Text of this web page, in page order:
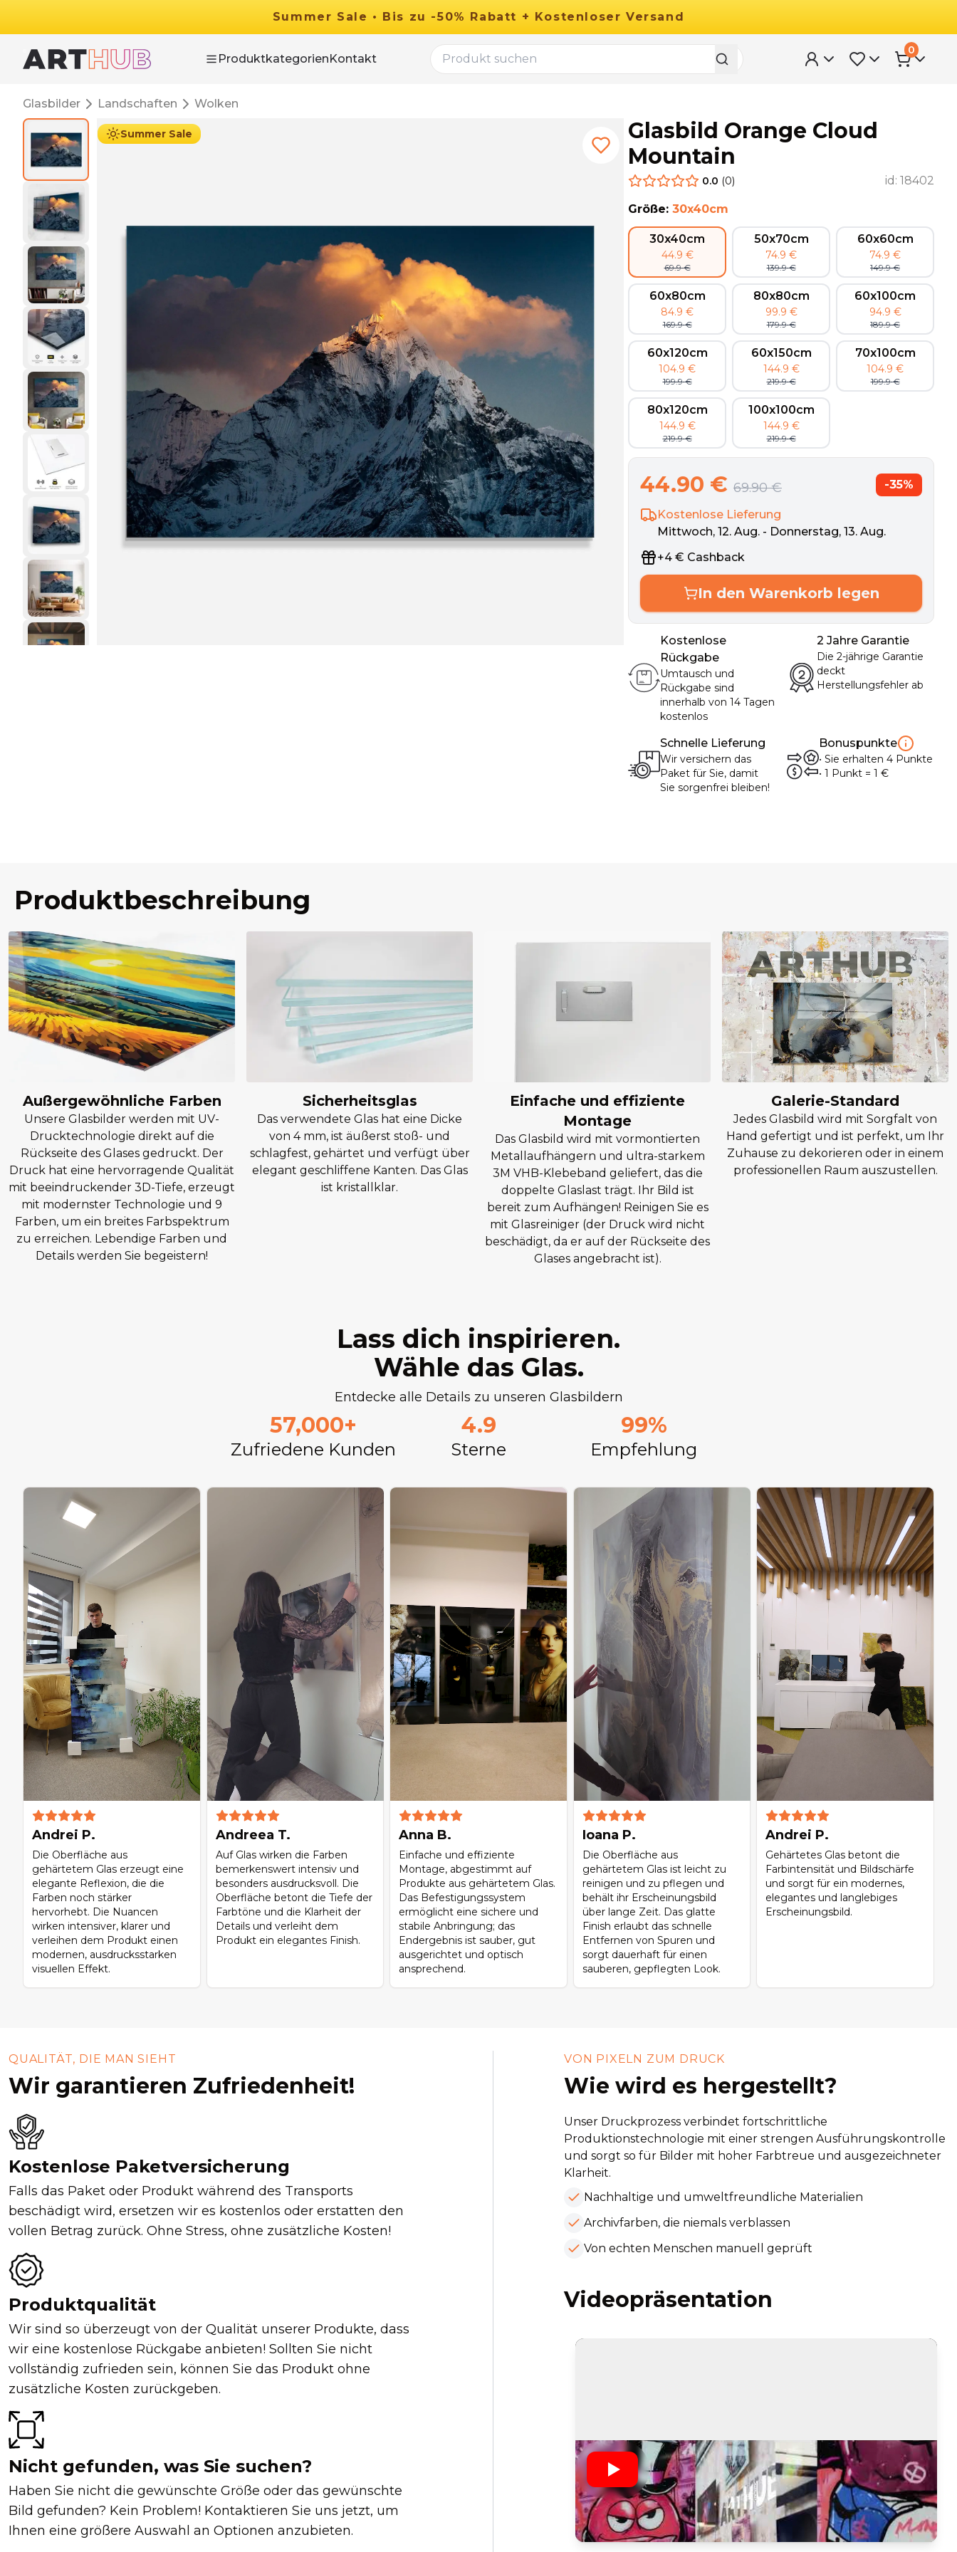
Summer Sale • Bis zu -50% Rabatt + Kostenloser Versand
ProduktkategorienKontakt
0
Glasbilder Landschaften Wolken
Summer Sale
Glasbild Orange Cloud
Mountain
0.0 (0) id: 18402
Größe: 30x40cm
30x40cm
44.9 €
69.9 €
50x70cm
74.9 €
139.9 €
60x60cm
74.9 €
149.9 €
60x80cm
84.9 €
169.9 €
80x80cm
99.9 €
179.9 €
60x100cm
94.9 €
189.9 €
60x120cm
104.9 €
199.9 €
60x150cm
144.9 €
219.9 €
70x100cm
104.9 €
199.9 €
80x120cm
144.9 €
219.9 €
100x100cm
144.9 €
219.9 €
44.90 € 69.90 € -35%
Kostenlose Lieferung
Mittwoch, 12. Aug. - Donnerstag, 13. Aug.
+4 € Cashback
In den Warenkorb legen
Kostenlose
Rückgabe
Umtausch und
Rückgabe sind
innerhalb von 14 Tagen
kostenlos
2 Jahre Garantie
Die 2-jährige Garantie
deckt
Herstellungsfehler ab
Schnelle Lieferung
Wir versichern das
Paket für Sie, damit
Sie sorgenfrei bleiben!
Bonuspunkte
• Sie erhalten 4 Punkte
• 1 Punkt = 1 €
Produktbeschreibung
Außergewöhnliche Farben
Unsere Glasbilder werden mit UV-
Drucktechnologie direkt auf die
Rückseite des Glases gedruckt. Der
Druck hat eine hervorragende Qualität
mit beeindruckender 3D-Tiefe, erzeugt
mit modernster Technologie und 9
Farben, um ein breites Farbspektrum
zu erreichen. Lebendige Farben und
Details werden Sie begeistern!
Sicherheitsglas
Das verwendete Glas hat eine Dicke
von 4 mm, ist äußerst stoß- und
schlagfest, gehärtet und verfügt über
elegant geschliffene Kanten. Das Glas
ist kristallklar.
Einfache und effiziente
Montage
Das Glasbild wird mit vormontierten
Metallaufhängern und ultra-starkem
3M VHB-Klebeband geliefert, das die
doppelte Glaslast trägt. Ihr Bild ist
bereit zum Aufhängen! Reinigen Sie es
mit Glasreiniger (der Druck wird nicht
beschädigt, da er auf der Rückseite des
Glases angebracht ist).
Galerie-Standard
Jedes Glasbild wird mit Sorgfalt von
Hand gefertigt und ist perfekt, um Ihr
Zuhause zu dekorieren oder in einem
professionellen Raum auszustellen.
Lass dich inspirieren.
Wähle das Glas.
Entdecke alle Details zu unseren Glasbildern
57,000+ 4.9 99%
Zufriedene Kunden Sterne Empfehlung
Andrei P.
Die Oberfläche aus
gehärtetem Glas erzeugt eine
elegante Reflexion, die die
Farben noch stärker
hervorhebt. Die Nuancen
wirken intensiver, klarer und
verleihen dem Produkt einen
modernen, ausdrucksstarken
visuellen Effekt.
Andreea T.
Auf Glas wirken die Farben
bemerkenswert intensiv und
besonders ausdrucksvoll. Die
Oberfläche betont die Tiefe der
Farbtöne und die Klarheit der
Details und verleiht dem
Produkt ein elegantes Finish.
Anna B.
Einfache und effiziente
Montage, abgestimmt auf
Produkte aus gehärtetem Glas.
Das Befestigungssystem
ermöglicht eine sichere und
stabile Anbringung; das
Endergebnis ist sauber, gut
ausgerichtet und optisch
ansprechend.
Ioana P.
Die Oberfläche aus
gehärtetem Glas ist leicht zu
reinigen und zu pflegen und
behält ihr Erscheinungsbild
über lange Zeit. Das glatte
Finish erlaubt das schnelle
Entfernen von Spuren und
sorgt dauerhaft für einen
sauberen, gepflegten Look.
Andrei P.
Gehärtetes Glas betont die
Farbintensität und Bildschärfe
und sorgt für ein modernes,
elegantes und langlebiges
Erscheinungsbild.
QUALITÄT, DIE MAN SIEHT
Wir garantieren Zufriedenheit!
Kostenlose Paketversicherung
Falls das Paket oder Produkt während des Transports
beschädigt wird, ersetzen wir es kostenlos oder erstatten den
vollen Betrag zurück. Ohne Stress, ohne zusätzliche Kosten!
Produktqualität
Wir sind so überzeugt von der Qualität unserer Produkte, dass
wir eine kostenlose Rückgabe anbieten! Sollten Sie nicht
vollständig zufrieden sein, können Sie das Produkt ohne
zusätzliche Kosten zurückgeben.
Nicht gefunden, was Sie suchen?
Haben Sie nicht die gewünschte Größe oder das gewünschte
Bild gefunden? Kein Problem! Kontaktieren Sie uns jetzt, um
Ihnen eine größere Auswahl an Optionen anzubieten.
VON PIXELN ZUM DRUCK
Wie wird es hergestellt?
Unser Druckprozess verbindet fortschrittliche
Produktionstechnologie mit einer strengen Ausführungskontrolle
und sorgt so für Bilder mit hoher Farbtreue und ausgezeichneter
Klarheit.
Nachhaltige und umweltfreundliche Materialien
Archivfarben, die niemals verblassen
Von echten Menschen manuell geprüft
Videopräsentation